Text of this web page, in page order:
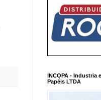
INCOPA - Industria
Papéis LTDA